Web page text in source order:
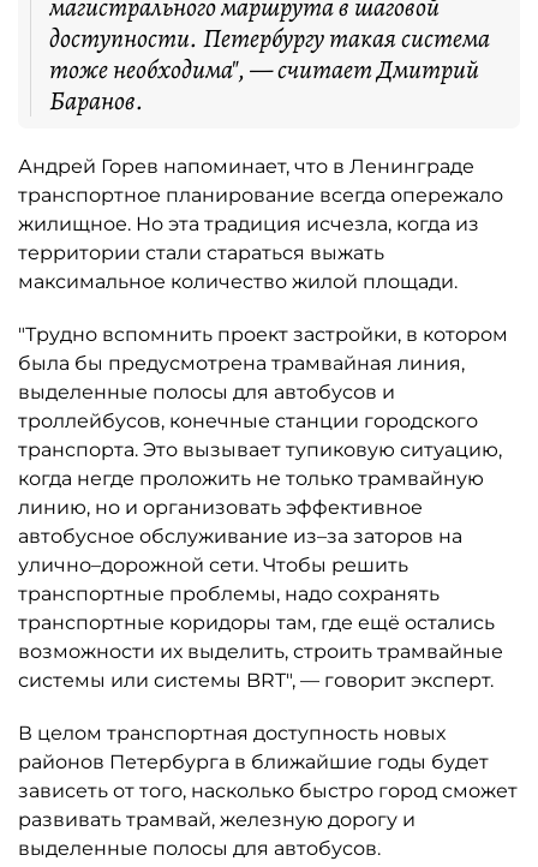
магистрального маршрута в шаговой
доступности. Петербургу такая система
тоже необходима", — считает Дмитрий
Баранов.
Андрей Горев напоминает, что в Ленинграде
транспортное планирование всегда опережало
жилищное. Но эта традиция исчезла, когда из
территории стали стараться выжать
максимальное количество жилой площади.
"Трудно вспомнить проект застройки, в котором
была бы предусмотрена трамвайная линия,
выделенные полосы для автобусов и
троллейбусов, конечные станции городского
транспорта. Это вызывает тупиковую ситуацию,
когда негде проложить не только трамвайную
линию, но и организовать эффективное
автобусное обслуживание из–за заторов на
улично–дорожной сети. Чтобы решить
транспортные проблемы, надо сохранять
транспортные коридоры там, где ещё остались
возможности их выделить, строить трамвайные
системы или системы BRT", — говорит эксперт.
В целом транспортная доступность новых
районов Петербурга в ближайшие годы будет
зависеть от того, насколько быстро город сможет
развивать трамвай, железную дорогу и
выделенные полосы для автобусов.